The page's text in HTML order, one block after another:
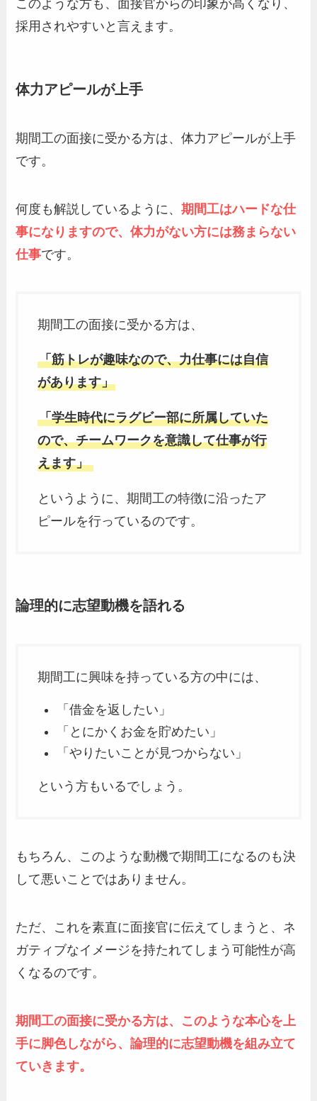
このような方も、面接官からの印象が高くなり、
採用されやすいと言えます。
体力アピールが上手
期間工の面接に受かる方は、体力アピールが上手
です。
何度も解説しているように、期間工はハードな仕
事になりますので、体力がない方には務まらない
仕事です。
期間工の面接に受かる方は、
「筋トレが趣味なので、力仕事には自信
があります」
「学生時代にラグビー部に所属していた
ので、チームワークを意識して仕事が行
えます」
というように、期間工の特徴に沿ったア
ピールを行っているのです。
論理的に志望動機を語れる
期間工に興味を持っている方の中には、
「借金を返したい」
「とにかくお金を貯めたい」
「やりたいことが見つからない」
という方もいるでしょう。
もちろん、このような動機で期間工になるのも決
して悪いことではありません。
ただ、これを素直に面接官に伝えてしまうと、ネ
ガティブなイメージを持たれてしまう可能性が高
くなるのです。
期間工の面接に受かる方は、このような本心を上
手に脚色しながら、論理的に志望動機を組み立て
ていきます。